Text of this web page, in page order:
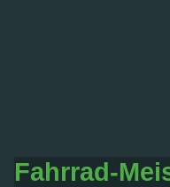
Fahrrad-